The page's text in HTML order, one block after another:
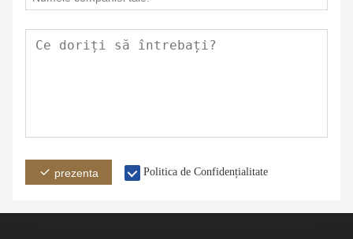
prezenta Politica de Confidențialitate